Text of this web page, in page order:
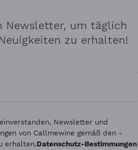
Für
Newsletter, um täglich
zu erhalten!
zum Erhalt von
Newsletter und
von Callmewine gemäß den -
erhalten.Datenschutz-Bestimmungen